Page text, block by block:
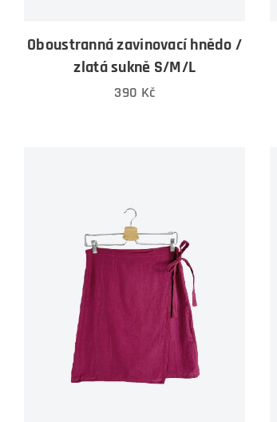
Oboustranná zavinovací hnědo /
zlatá sukně S/M/L
390 Kč